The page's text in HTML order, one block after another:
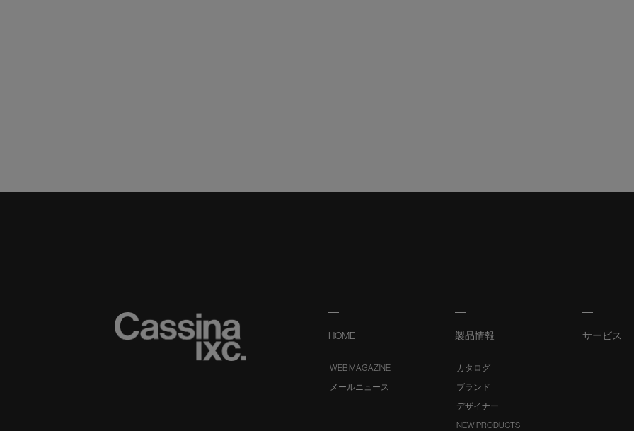
HOME
WEB MAGAZINE
メールニュース
製品情報
カタログ
ブランド
デザイナー
NEW PRODUCTS
サービス